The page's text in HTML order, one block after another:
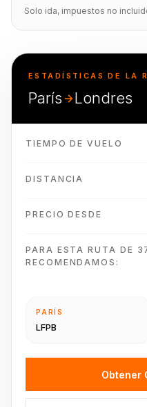
Solo ida, impuestos no
ESTADÍSTICAS DE LA
París Londres
TIEMPO DE VUELO
DISTANCIA
PRECIO DESDE
PARA ESTA RUTA DE
RECOMENDAMOS:
PARÍS
LFPB
Obtener